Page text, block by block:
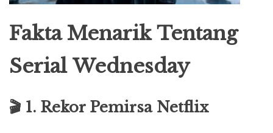
Fakta Menarik Tentang
Serial Wednesday
🎬 1. Rekor Pemirsa Netflix